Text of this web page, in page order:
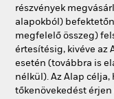
részvények
alapokból)
megfelelő összeg)
értesítésig, kivéve az
esetén (továbbra is
nélkül). Az Alap
tőkenövekedést